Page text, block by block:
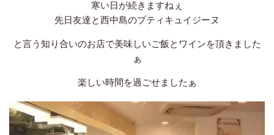
寒い日が続きますねぇ
先日友達と西中島のプティキュイジーヌ
と言う知り合いのお店で美味しいご飯とワインを頂きました
ぁ
楽しい時間を過ごせましたぁ